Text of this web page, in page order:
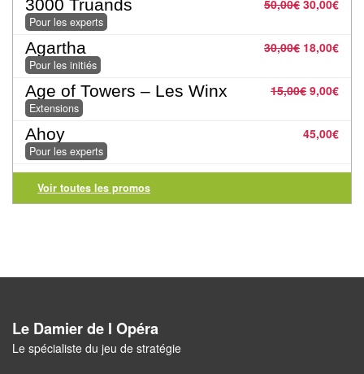
Pour
les
initiés
Pour
les
experts
En
solitaire
Joueurs
Ambiance
Coopératif
50,00€ 30,00€
3000 Truands
Pour les experts
30,00€ 18,00€
Agartha
Pour les initiés
15,00€ 9,00€
Age of Towers – Les Winx
Extensions
45,00€
Ahoy
Pour les experts
Voir toutes les promos
Le Damier de l Opéra
Le spécialiste du jeu de stratégie